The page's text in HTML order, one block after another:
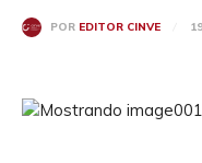
POR EDITOR CINVE